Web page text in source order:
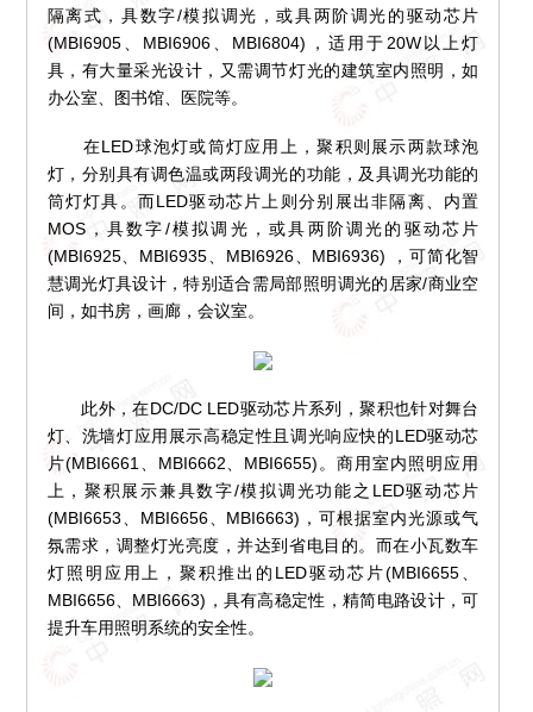
隔离式，具数字/模拟调光，或具两阶调光的驱动芯片
(MBI6905、MBI6906、MBI6804)，适用于20W以上灯
具，有大量采光设计，又需调节灯光的建筑室内照明，如
办公室、图书馆、医院等。
在LED球泡灯或筒灯应用上，聚积则展示两款球泡
灯，分别具有调色温或两段调光的功能，及具调光功能的
筒灯灯具。而LED驱动芯片上则分别展出非隔离、内置
MOS，具数字/模拟调光，或具两阶调光的驱动芯片
(MBI6925、MBI6935、MBI6926、MBI6936) ，可简化智
慧调光灯具设计，特别适合需局部照明调光的居家/商业空
间，如书房，画廊，会议室。
此外，在DC/DC LED驱动芯片系列，聚积也针对舞台
灯、洗墙灯应用展示高稳定性且调光响应快的LED驱动芯
片(MBI6661、MBI6662、MBI6655)。商用室内照明应用
上，聚积展示兼具数字/模拟调光功能之LED驱动芯片
(MBI6653、MBI6656、MBI6663)，可根据室内光源或气
氛需求，调整灯光亮度，并达到省电目的。而在小瓦数车
灯照明应用上，聚积推出的LED驱动芯片(MBI6655、
MBI6656、MBI6663)，具有高稳定性，精简电路设计，可
提升车用照明系统的安全性。